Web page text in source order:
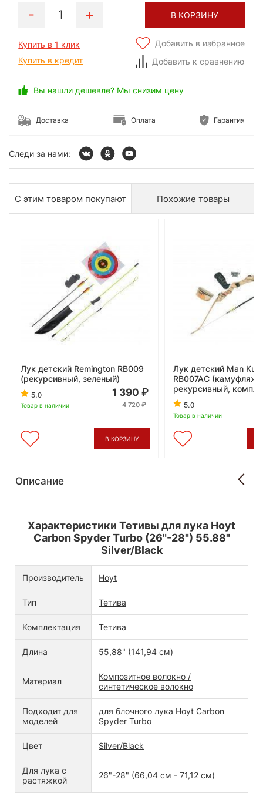
1 В КОРЗИНУ
Купить в 1 клик
Купить в кредит
Добавить в избранное
Добавить к сравнению
Вы нашли дешевле? Мы снизим цену
Доставка Оплата Гарантия
Следи за нами:
С этим товаром покупают Похожие товары
Лук детский Remington RB009
(рекурсивный, зеленый)
5.0
Товар в наличии
1 390
4 720
В КОРЗИНУ
Лук детский Man
RB007AC (камуфляж,
рекурсивный,
5.0
Товар в наличии
Описание
Характеристики Тетивы для лука Hoyt
Carbon Spyder Turbo (26"-28") 55.88"
Silver/Black
Производитель Hoyt
Тип Тетива
Комплектация Тетива
Длина 55,88" (141,94 см)
Материал
Композитное волокно /
синтетическое волокно
Подходит для
моделей
для блочного лука Hoyt Carbon
Spyder Turbo
Цвет Silver/Black
Для лука с
растяжкой
26"-28" (66,04 см - 71,12 см)